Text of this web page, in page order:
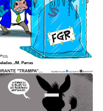
M. Parras